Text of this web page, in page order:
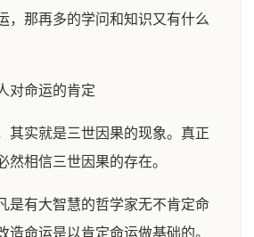
，那再多的学问和知识又有什么
对命运的肯定
其实就是三世因果的现象。真正
然相信三世因果的存在。
是有大智慧的哲学家无不肯定命
造命运是以肯定命运做基础的。